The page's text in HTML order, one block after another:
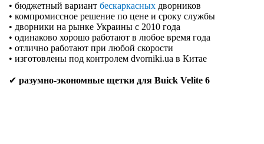
• бюджетный вариант бескаркасных дворников
• компромиссное решение по цене и сроку службы
• дворники на рынке Украины с 2010 года
• одинаково хорошо работают в любое время года
• отлично работают при любой скорости
• изготовлены под контролем dvorniki.ua в Китае
✔ разумно-экономные щетки для Buick Velite 6